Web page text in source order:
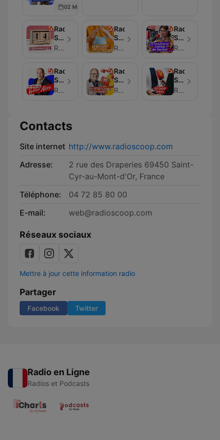
SCOOP
02 May 2026
Radio
SCOOP
-
L'Éphéméride
Radio SCOOP
Radio
SCOOP
-
de
l'Éco
Radio SCOOP
Radio
SCOOP
-
Astro
de
Rachel
Radio SCOOP
Radio
SCOOP
-
Vyktor
Nova
Radio SCOOP
Radio
SCOOP
-Radio SCOOP
Radio
SCOOP
-Radio SCOOP
Contacts
Site internet http://www.radioscoop.com
Adresse:
2 rue des Draperies 69450 Saint-
Cyr-au-Mont-d'Or, France
Téléphone:
04 72 85 80 00
E-mail:
web@radioscoop.com
Réseaux sociaux
Mettre à jour cette information radio
Partager
Facebook Twitter
Radio en Ligne
Radios et Podcasts